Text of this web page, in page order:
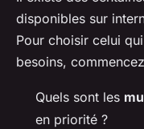
disponibles sur
Pour choisir celui
besoins,
Quels sont les
en priorité ?